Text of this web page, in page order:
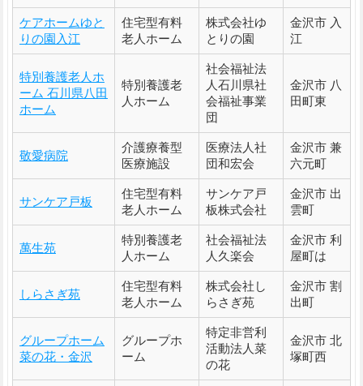
ケアホームゆと
りの園入江
住宅型有料
老人ホーム
株式会社ゆ
とりの園
金沢市 入
江
特別養護老人ホ
ーム 石川県八田
ホーム
特別養護老
人ホーム
社会福祉法
人石川県社
会福祉事業
団
金沢市 八
田町東
敬愛病院
介護療養型
医療施設
医療法人社
団和宏会
金沢市 兼
六元町
サンケア戸板
住宅型有料
老人ホーム
サンケア戸
板株式会社
金沢市 出
雲町
萬生苑
特別養護老
人ホーム
社会福祉法
人久楽会
金沢市 利
屋町は
しらさぎ苑
住宅型有料
老人ホーム
株式会社し
らさぎ苑
金沢市 割
出町
グループホーム
菜の花・金沢
グループホ
ーム
特定非営利
活動法人菜
の花
金沢市 北
塚町西